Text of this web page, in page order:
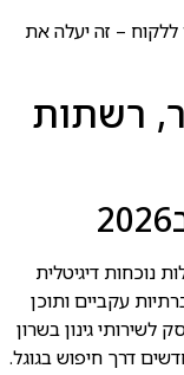
– זה יעלה את
רשתות
נוכחות דיגיטלית
עקביים ותוכן
גינון בשרון
דרך חיפוש בגוגל.